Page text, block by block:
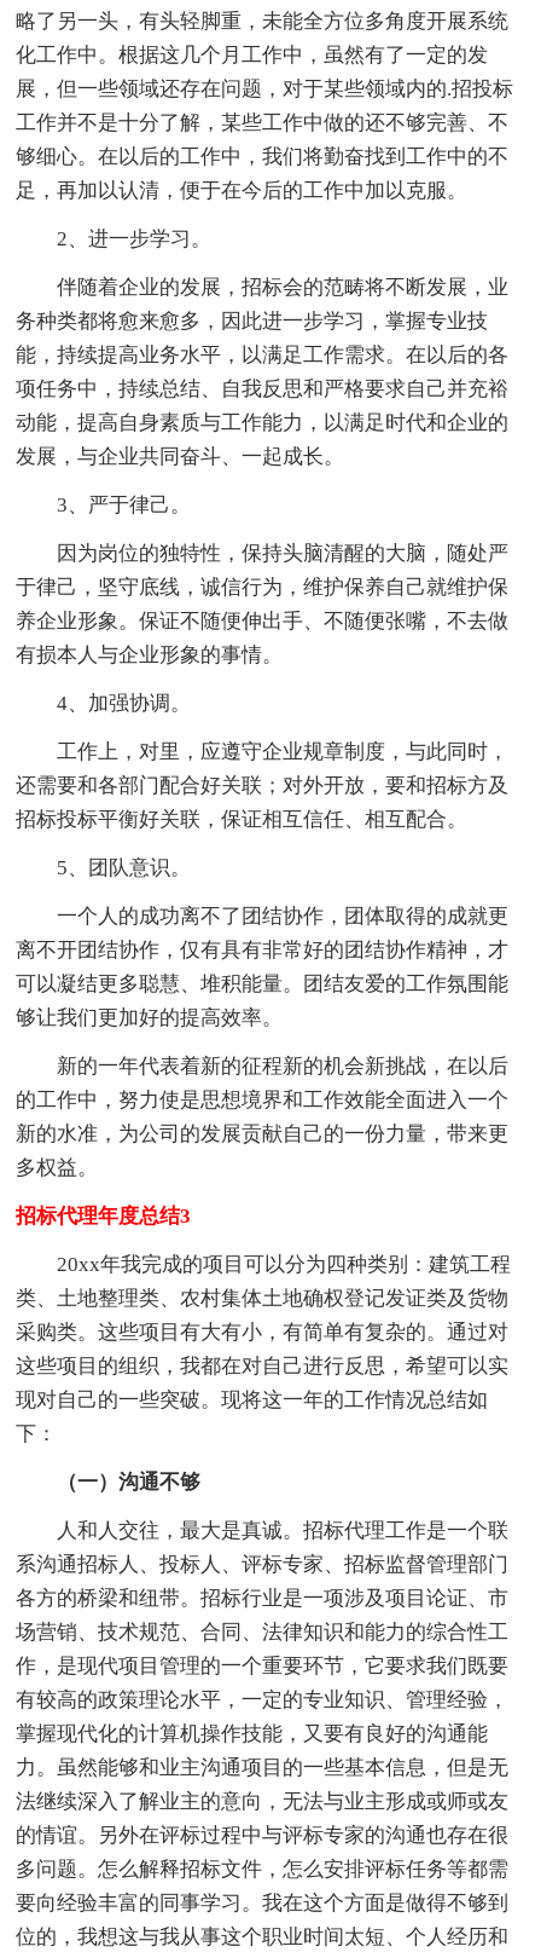
略了另一头，有头轻脚重，未能全方位多角度开展系统
化工作中。根据这几个月工作中，虽然有了一定的发
展，但一些领域还存在问题，对于某些领域内的.招投标
工作并不是十分了解，某些工作中做的还不够完善、不
够细心。在以后的工作中，我们将勤奋找到工作中的不
足，再加以认清，便于在今后的工作中加以克服。
2、进一步学习。
伴随着企业的发展，招标会的范畴将不断发展，业
务种类都将愈来愈多，因此进一步学习，掌握专业技
能，持续提高业务水平，以满足工作需求。在以后的各
项任务中，持续总结、自我反思和严格要求自己并充裕
动能，提高自身素质与工作能力，以满足时代和企业的
发展，与企业共同奋斗、一起成长。
3、严于律己。
因为岗位的独特性，保持头脑清醒的大脑，随处严
于律己，坚守底线，诚信行为，维护保养自己就维护保
养企业形象。保证不随便伸出手、不随便张嘴，不去做
有损本人与企业形象的事情。
4、加强协调。
工作上，对里，应遵守企业规章制度，与此同时，
还需要和各部门配合好关联；对外开放，要和招标方及
招标投标平衡好关联，保证相互信任、相互配合。
5、团队意识。
一个人的成功离不了团结协作，团体取得的成就更
离不开团结协作，仅有具有非常好的团结协作精神，才
可以凝结更多聪慧、堆积能量。团结友爱的工作氛围能
够让我们更加好的提高效率。
新的一年代表着新的征程新的机会新挑战，在以后
的工作中，努力使是思想境界和工作效能全面进入一个
新的水准，为公司的发展贡献自己的一份力量，带来更
多权益。
招标代理年度总结3
20xx年我完成的项目可以分为四种类别：建筑工程
类、土地整理类、农村集体土地确权登记发证类及货物
采购类。这些项目有大有小，有简单有复杂的。通过对
这些项目的组织，我都在对自己进行反思，希望可以实
现对自己的一些突破。现将这一年的工作情况总结如
下：
（一）沟通不够
人和人交往，最大是真诚。招标代理工作是一个联
系沟通招标人、投标人、评标专家、招标监督管理部门
各方的桥梁和纽带。招标行业是一项涉及项目论证、市
场营销、技术规范、合同、法律知识和能力的综合性工
作，是现代项目管理的一个重要环节，它要求我们既要
有较高的政策理论水平，一定的专业知识、管理经验，
掌握现代化的计算机操作技能，又要有良好的沟通能
力。虽然能够和业主沟通项目的一些基本信息，但是无
法继续深入了解业主的意向，无法与业主形成或师或友
的情谊。另外在评标过程中与评标专家的沟通也存在很
多问题。怎么解释招标文件，怎么安排评标任务等都需
要向经验丰富的同事学习。我在这个方面是做得不够到
位的，我想这与我从事这个职业时间太短、个人经历和